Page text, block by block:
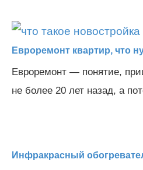
Евроремонт квартир, что
Евроремонт — понятие,
не более 20 лет назад, а
Инфракрасный